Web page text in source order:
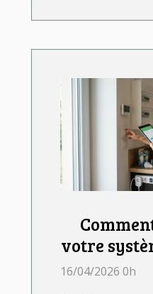
votre
pour
16/04/2026 0h